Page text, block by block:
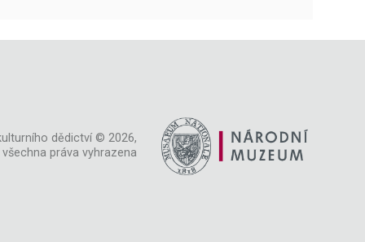
dědictví © 2026,
všechna práva vyhrazena